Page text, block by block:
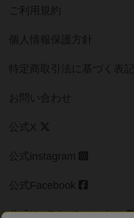
ご利用規約
個人情報保護方針
特定商取引法に基づく表記
お問い合わせ
公式X
公式instagram
公式Facebook
公式YouTubeチャンネル